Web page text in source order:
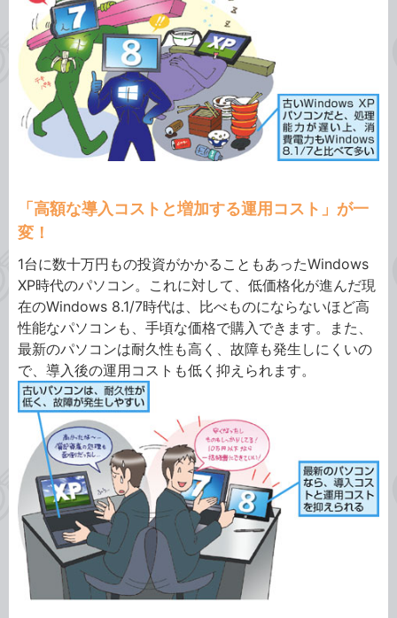
「高額な導入コストと増加する運用コスト」が一
変！
1台に数十万円もの投資がかかることもあったWindows
XP時代のパソコン。これに対して、低価格化が進んだ現
在のWindows 8.1/7時代は、比べものにならないほど高
性能なパソコンも、手頃な価格で購入できます。また、
最新のパソコンは耐久性も高く、故障も発生しにくいの
で、導入後の運用コストも低く抑えられます。